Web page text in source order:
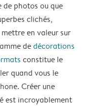
photos ou que
clichés,
en valeur sur
dedécorations
constitue le
quand vous le
Créer une
est incroyablement